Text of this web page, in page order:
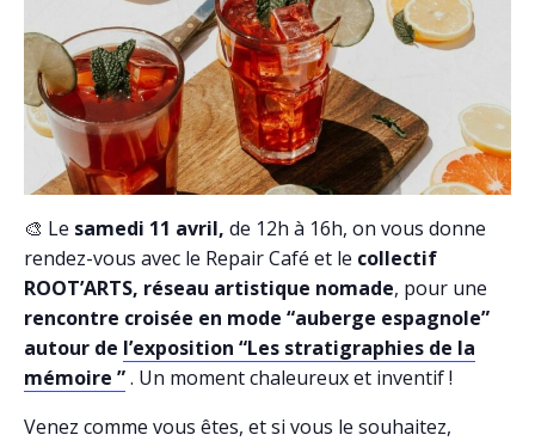
🎨 Le samedi 11 avril, de 12h à 16h, on vous donne
rendez-vous avec le Repair Café et le collectif
ROOT’ARTS, réseau artistique nomade, pour une
rencontre croisée en mode “auberge espagnole”
autour de l’exposition “Les stratigraphies de la
mémoire ”. Un moment chaleureux et inventif !
Venez comme vous êtes, et si vous le souhaitez,